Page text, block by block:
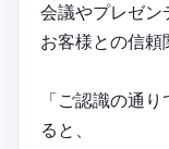
会議やプレゼン
お客様との信頼
「ご認識の通
ると、